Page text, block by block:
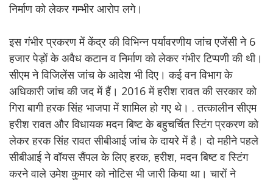
निर्माण को लेकर गम्भीर आरोप लगे।
इस गंभीर प्रकरण में केंद्र की विभिन्न पर्यावरणीय जांच एजेंसी ने 6
हजार पेड़ों के अवैध कटान व निर्माण को लेकर गंभीर टिप्पणी की थी।
सीएम ने विजिलेंस जांच के आदेश भी दिए। कई वन विभाग के
अधिकारी जांच की जद में हैं। 2016 में हरीश रावत की सरकार को
गिरा बागी हरक सिंह भाजपा में शामिल हो गए थे। . तत्कालीन सीएम
हरीश रावत और विधायक मदन बिष्ट के बहुचर्चित स्टिंग प्रकरण को
लेकर हरक सिंह रावत सीबीआई जांच के दायरे में है। दो महीने पहले
सीबीआई ने वॉयस सैंपल के लिए हरक, हरीश, मदन बिष्ट व स्टिंग
करने वाले उमेश कुमार को नोटिस भी जारी किया था। चारों ने